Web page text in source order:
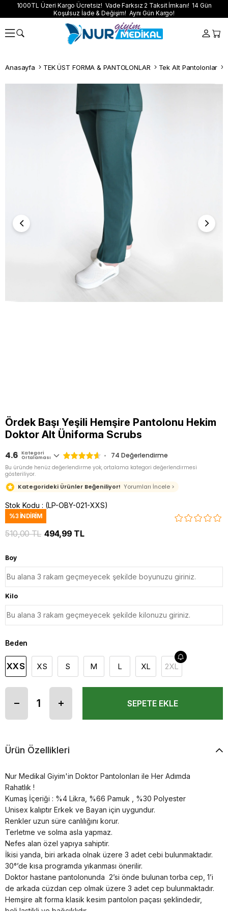
1000TL Üzeri Kargo Ücretsiz! Vade Farksız 2 Taksit İmkanı! 14 Gün
Koşulsuz İade & Değişim! Aynı Gün Kargo!
Anasayfa TEK ÜST FORMA & PANTOLONLAR Tek Alt Pantolonlar
Ördek Başı Yeşili Hemşire Pantolonu Hekim
Doktor Alt Üniforma Scrubs
4.6 Kategori
Ortalaması 74 Değerlendirme
Bu üründe henüz değerlendirme yok, ortalama kategori değerlendirmesi
gösteriliyor.
Kategorideki Ürünler Beğeniliyor! Yorumları İncele >
Stok Kodu (LP-OBY-021-XXS)
%3 İNDIRIM
510,00 TL 494,99 TL
Boy
Kilo
Beden
XXS XS S M L XL 2XL
Ürün Özellikleri
Nur Medikal Giyim'in Doktor Pantolonları ile Her Adımda
Rahatlık !
Kumaş İçeriği : %4 Likra, %66 Pamuk , %30 Polyester
Unisex kalıptır Erkek ve Bayan için uygundur.
Renkler uzun süre canlılığını korur.
Terletme ve solma asla yapmaz.
Nefes alan özel yapıya sahiptir.
İkisi yanda, biri arkada olnak üzere 3 adet cebi bulunmaktadır.
30°’de kısa programda yıkanması önerilir.
Doktor hastane pantolonunda 2’si önde bulunan torba cep, 1’i
de arkada cüzdan cep olmak üzere 3 adet cep bulunmaktadır.
Hemşire alt forma klasik kesim pantolon paçası şeklindedir,
beli lastikli ve bağcıklıdır.